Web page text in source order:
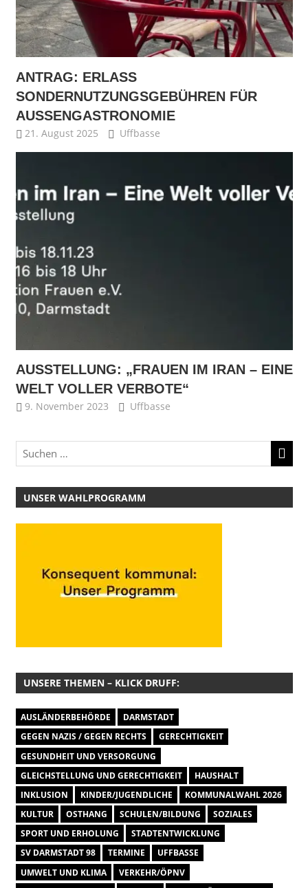
ANTRAG: ERLASS
SONDERNUTZUNGSGEBÜHREN FÜR
AUSSENGASTRONOMIE
21. August 2025 Uffbasse
AUSSTELLUNG: „FRAUEN IM IRAN – EINE
WELT VOLLER VERBOTE“
9. November 2023 Uffbasse
UNSER WAHLPROGRAMM
UNSERE THEMEN – KLICK DRUFF:
AUSLÄNDERBEHÖRDE
DARMSTADT
GEGEN NAZIS / GEGEN RECHTS
GERECHTIGKEIT
GESUNDHEIT UND VERSORGUNG
GLEICHSTELLUNG UND GERECHTIGKEIT
HAUSHALT
INKLUSION
KINDER/JUGENDLICHE
KOMMUNALWAHL 2026
KULTUR
OSTHANG SCHULEN/BILDUNG
SOZIALES
SPORT UND ERHOLUNG
STADTENTWICKLUNG
SV DARMSTADT 98
TERMINE
UFFBASSE
UMWELT UND KLIMA
VERKEHR/ÖPNV